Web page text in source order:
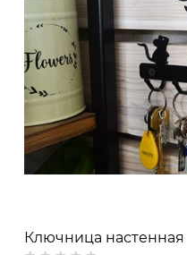
Ключница настенная